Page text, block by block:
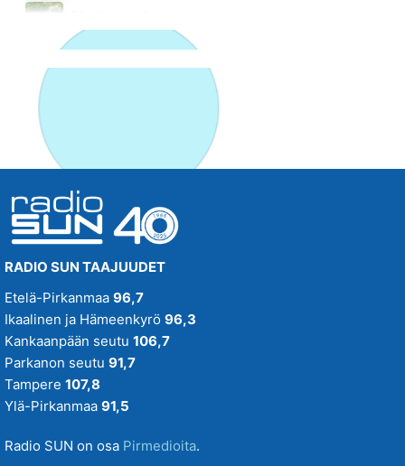
RADIO SUN TAAJUUDET
Etelä-Pirkanmaa 96,7
Ikaalinen ja Hämeenkyrö 96,3
Kankaanpään seutu 106,7
Parkanon seutu 91,7
Tampere 107,8
Ylä-Pirkanmaa 91,5
Radio SUN on osa Pirmedioita.